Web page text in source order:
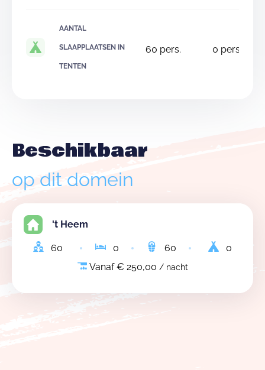
AANTAL
SLAAPPLAATSEN IN
TENTEN
60 pers. 0 pers.
Beschikbaar
op dit domein
't Heem
60 0 60
0
Vanaf € 250,00 / nacht